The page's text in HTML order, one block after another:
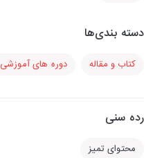
دسته بندی‌ها
کتاب و مقاله دوره های آموزشی
رده سنی
محتوای تمیز